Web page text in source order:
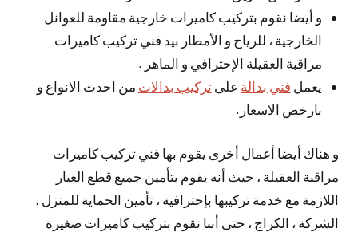
و أيضا نقوم بتركيب كاميرات خارجية مقاومة للعوانل
الخارجية ، للرياح و الأمطار بيد فني تركيب كاميرات
مراقبة العقيلة الإحترافي و الماهر .
يعمل فني بدالة علىتركيب بدالات من احدث الانواع و
بارخص الاسعار.
و هناك أيضا أعمال أخرى يقوم بها فني تركيب كاميرات
مراقبة العقيلة ، حيث أنه يقوم بتأمين جميع قطع الغيار
اللازمة مع خدمة تركيبها بإحترافية ، تأمين الحماية للمنزل ،
الشركة ، الكراج ، حتى أننا نقوم بتركيب كاميرات صغيرة